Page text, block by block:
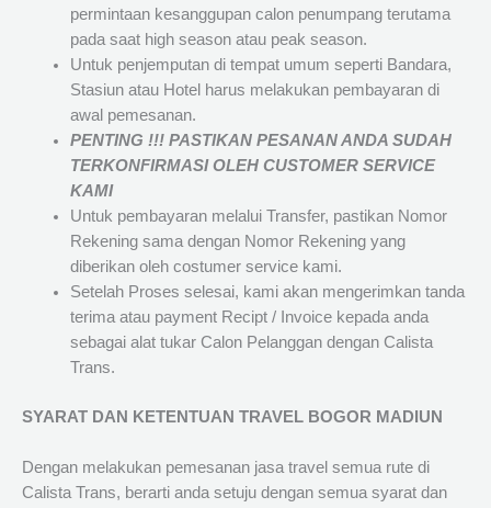
permintaan kesanggupan calon penumpang terutama
pada saat high season atau peak season.
Untuk penjemputan di tempat umum seperti Bandara,
Stasiun atau Hotel harus melakukan pembayaran di
awal pemesanan.
PENTING !!! PASTIKAN PESANAN ANDA SUDAH
TERKONFIRMASI OLEH CUSTOMER SERVICE
KAMI
Untuk pembayaran melalui Transfer, pastikan Nomor
Rekening sama dengan Nomor Rekening yang
diberikan oleh costumer service kami.
Setelah Proses selesai, kami akan mengerimkan tanda
terima atau payment Recipt / Invoice kepada anda
sebagai alat tukar Calon Pelanggan dengan Calista
Trans.
SYARAT DAN KETENTUAN TRAVEL BOGOR MADIUN
Dengan melakukan pemesanan jasa travel semua rute di
Calista Trans, berarti anda setuju dengan semua syarat dan